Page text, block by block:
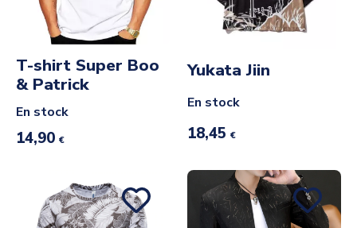
T-shirt Super Boo
& Patrick
En stock
14,90 €
Yukata Jiin
En stock
18,45 €